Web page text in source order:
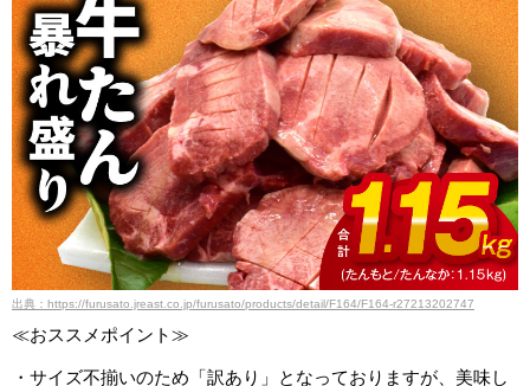
出典：https://furusato.jreast.co.jp/furusato/products/detail/F164/F164-r27213202747
≪おススメポイント≫
・サイズ不揃いのため「訳あり」となっておりますが、美味し